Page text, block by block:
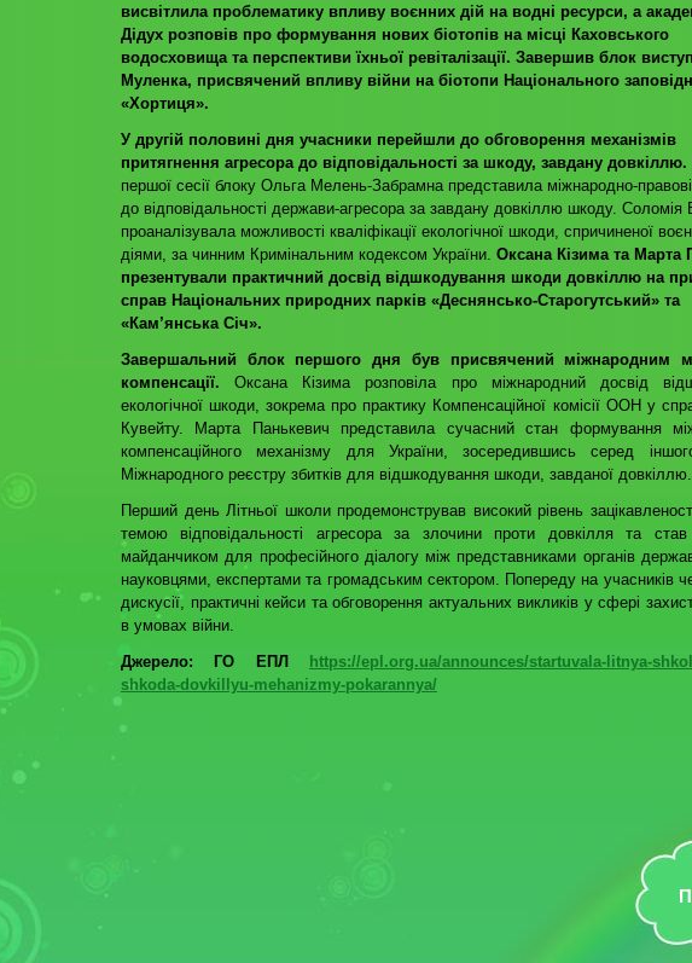
висвітлила проблематику впливу воєнних дій на водні ресурси, а
Дідух розповів про формування нових біотопів на місці Каховського
водосховища та перспективи їхньої ревіталізації. Завершив блок
Муленка, присвячений впливу війни на біотопи Національного
«Хортиця».
У другій половині дня учасники перейшли до обговорення механізмів
притягнення агресора до відповідальності за шкоду, завдану довкіллю.
першої сесії блоку Ольга Мелень-Забрамна представила міжнародно-
до відповідальності держави-агресора за завдану довкіллю шкоду. Соломія
проаналізувала можливості кваліфікації екологічної шкоди, спричиненої
діями, за чинним Кримінальним кодексом України. Оксана Кізима та Марта
презентували практичний досвід відшкодування шкоди довкіллю на
справ Національних природних парків «Деснянсько-Старогутський» та
«Кам’янська Січ».
Завершальний блок першого дня був присвячений міжнародним
компенсації.Оксана Кізима розповіла про міжнародний досвід
екологічної шкоди, зокрема про практику Компенсаційної комісії ООН у
Кувейту. Марта Панькевич представила сучасний стан формування
компенсаційного механізму для України, зосередившись серед
Міжнародного реєстру збитків для відшкодування шкоди, завданої довкіллю.
Перший день Літньої школи продемонстрував високий рівень
темою відповідальності агресора за злочини проти довкілля та
майданчиком для професійного діалогу між представниками органів
науковцями, експертами та громадським сектором. Попереду на учасників
дискусії, практичні кейси та обговорення актуальних викликів у сфері
в умовах війни.
Джерело: ГО ЕПЛ
https://epl.org.ua/announces/startuvala-litnya-
shkoda-dovkillyu-mehanizmy-pokarannya/